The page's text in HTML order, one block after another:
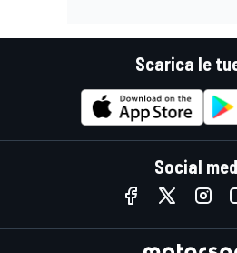
Scarica le
Social